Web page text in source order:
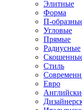
Элитные
Форма
П-
Угловые
Прямые
Радиусные
Стиль
Евро